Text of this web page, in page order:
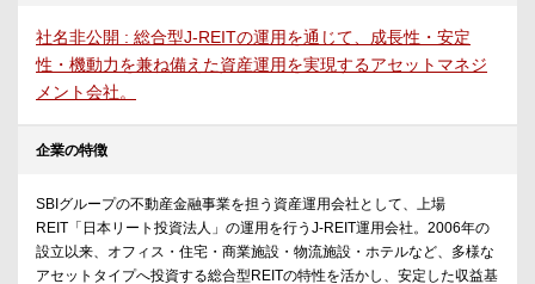
社名非公開 : 総合型J-REITの運用を通じて、成長性・安定
性・機動力を兼ね備えた資産運用を実現するアセットマネジ
メント会社。
企業の特徴
SBIグループの不動産金融事業を担う資産運用会社として、上場
REIT「日本リート投資法人」の運用を行うJ-REIT運用会社。2006年の
設立以来、オフィス・住宅・商業施設・物流施設・ホテルなど、多様な
アセットタイプへ投資する総合型REITの特性を活かし、安定した収益基